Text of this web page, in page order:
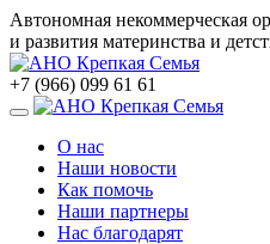
Автономная некоммерческая
и развития материнства и
+7 (966) 099 61 61
О нас
Наши новости
Как помочь
Наши партнеры
Нас благодарят